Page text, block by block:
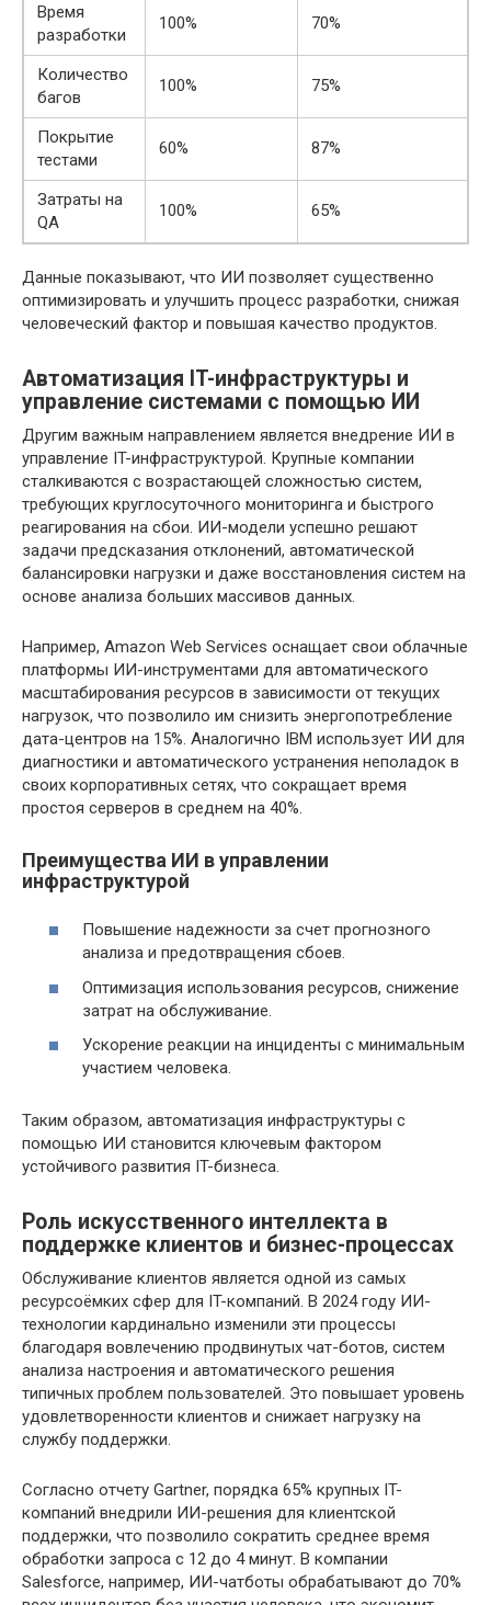
Время
разработки
100% 70%
Количество
багов
100% 75%
Покрытие
тестами
60% 87%
Затраты на
QA
100% 65%
Данные показывают, что ИИ позволяет существенно
оптимизировать и улучшить процесс разработки, снижая
человеческий фактор и повышая качество продуктов.
Автоматизация IT-инфраструктуры и
управление системами с помощью ИИ
Другим важным направлением является внедрение ИИ в
управление IT-инфраструктурой. Крупные компании
сталкиваются с возрастающей сложностью систем,
требующих круглосуточного мониторинга и быстрого
реагирования на сбои. ИИ-модели успешно решают
задачи предсказания отклонений, автоматической
балансировки нагрузки и даже восстановления систем на
основе анализа больших массивов данных.
Например, Amazon Web Services оснащает свои облачные
платформы ИИ-инструментами для автоматического
масштабирования ресурсов в зависимости от текущих
нагрузок, что позволило им снизить энергопотребление
дата-центров на 15%. Аналогично IBM использует ИИ для
диагностики и автоматического устранения неполадок в
своих корпоративных сетях, что сокращает время
простоя серверов в среднем на 40%.
Преимущества ИИ в управлении
инфраструктурой
Повышение надежности за счет прогнозного
анализа и предотвращения сбоев.
Оптимизация использования ресурсов, снижение
затрат на обслуживание.
Ускорение реакции на инциденты с минимальным
участием человека.
Таким образом, автоматизация инфраструктуры с
помощью ИИ становится ключевым фактором
устойчивого развития IT-бизнеса.
Роль искусственного интеллекта в
поддержке клиентов и бизнес-процессах
Обслуживание клиентов является одной из самых
ресурсоёмких сфер для IT-компаний. В 2024 году ИИ-
технологии кардинально изменили эти процессы
благодаря вовлечению продвинутых чат-ботов, систем
анализа настроения и автоматического решения
типичных проблем пользователей. Это повышает уровень
удовлетворенности клиентов и снижает нагрузку на
службу поддержки.
Согласно отчету Gartner, порядка 65% крупных IT-
компаний внедрили ИИ-решения для клиентской
поддержки, что позволило сократить среднее время
обработки запроса с 12 до 4 минут. В компании
Salesforce, например, ИИ-чатботы обрабатывают до 70%